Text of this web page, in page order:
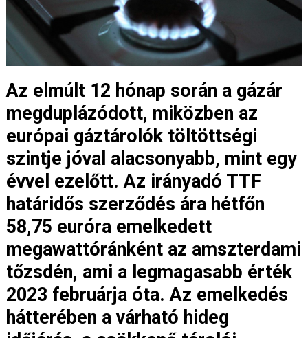
Az elmúlt 12 hónap során a gázár
megduplázódott, miközben az
európai gáztárolók töltöttségi
szintje jóval alacsonyabb, mint egy
évvel ezelőtt. Az irányadó TTF
határidős szerződés ára hétfőn
58,75 euróra emelkedett
megawattóránként az amszterdami
tőzsdén, ami a legmagasabb érték
2023 februárja óta. Az emelkedés
hátterében a várható hideg